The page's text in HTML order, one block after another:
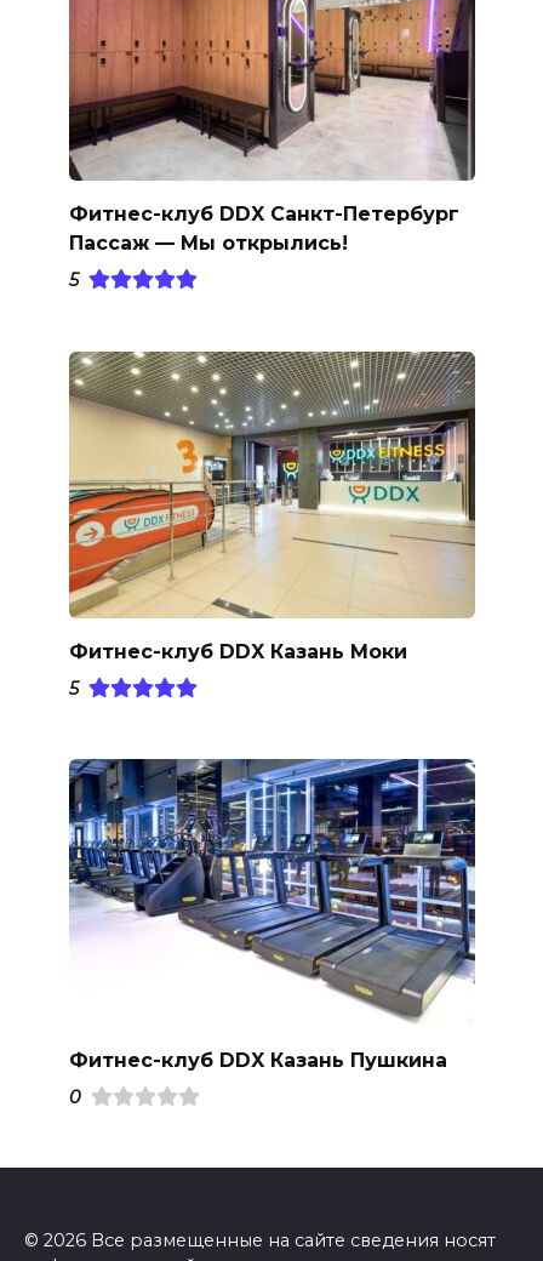
Фитнес-клуб DDX Санкт-Петербург
Пассаж — Мы открылись!
5
Фитнес-клуб DDX Казань Моки
5
Фитнес-клуб DDX Казань Пушкина
0
© 2026 Все размещенные на сайте сведения носят